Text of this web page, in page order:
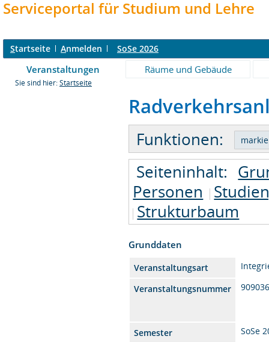
Serviceportal für Studium und Lehre
Startseite Anmelden SoSe 2026
Veranstaltungen Räume und Gebäude
Sie sind hier: Startseite
Funktionen:
Seiteninhalt:
Personen
Strukturbaum
Grunddaten
Veranstaltungsart
Veranstaltungsnummer
Semester
SoSe